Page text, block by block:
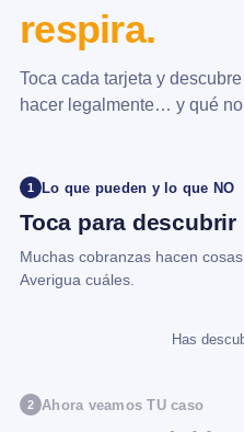
respira.
Toca cada tarjeta y
hacer legalmente… y qué
1 Lo que pueden y lo que NO
Toca para descubrir
Muchas cobranzas hacen
Averigua cuáles.
Has
2 Ahora veamos TU caso